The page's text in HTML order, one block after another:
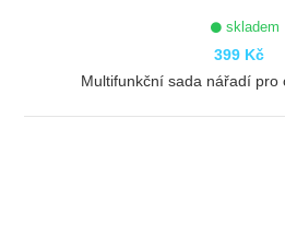
skladem
399 Kč
Multifunkční sada nářadí pro